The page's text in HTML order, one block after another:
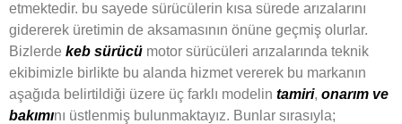
etmektedir. bu sayede sürücülerin kısa sürede arızalarını
gidererek üretimin de aksamasının önüne geçmiş olurlar.
Bizlerde keb sürücü motor sürücüleri arızalarında teknik
ekibimizle birlikte bu alanda hizmet vererek bu markanın
aşağıda belirtildiği üzere üç farklı modelin tamiri, onarım ve
bakımını üstlenmiş bulunmaktayız. Bunlar sırasıyla;